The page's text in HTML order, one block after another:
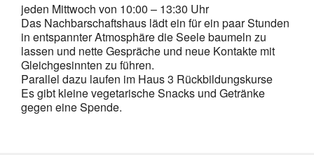
jeden Mittwoch von 10:00 – 13:30 Uhr
Das Nachbarschaftshaus lädt ein für ein paar Stunden
in entspannter Atmosphäre die Seele baumeln zu
lassen und nette Gespräche und neue Kontakte mit
Gleichgesinnten zu führen.
Parallel dazu laufen im Haus 3 Rückbildungskurse
Es gibt kleine vegetarische Snacks und Getränke
gegen eine Spende.